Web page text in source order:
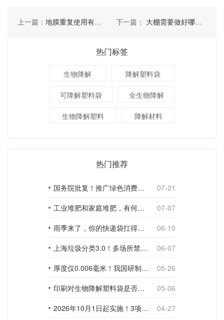
上一篇： 地膜重复使用有几点方法 下一篇： 大棚需要做好哪些防风害措施
热门标签
生物降解 降解塑料袋
可降解塑料袋 全生物降解
生物降解塑料 降解材料
热门推荐
国务院批复！推广绿色消费，引导使用环保可降解包装材料
07-21
工业堆肥和家庭堆肥，有何不同？
07-07
雨季来了，你的快递袋扛得住吗？
06-10
上海垃圾分类3.0！多场所禁止使用一次性塑料袋；推动快递包装绿色转型
06-07
厚度仅0.006毫米！我国研制出超薄型全生物降解渗水地膜
05-26
印刷对生物降解塑料袋是否构成影响？
05-06
2026年10月1日起实施！3项生物降解能力检测新国标
04-27